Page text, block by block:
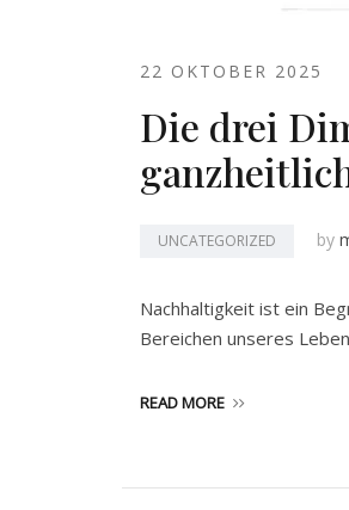
22 OKTOBER 2025
Die drei
UNCATEGORIZED by
Nachhaltigkeit ist ein
Bereichen unseres
READ MORE